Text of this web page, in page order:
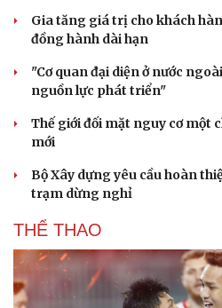
Gia tăng giá trị cho khách
đồng hành dài hạn
"Cơ quan đại diện ở nước
nguồn lực phát triển"
Thế giới đối mặt nguy cơ một
mới
Bộ Xây dựng yêu cầu hoàn
trạm dừng nghỉ
THỂ THAO